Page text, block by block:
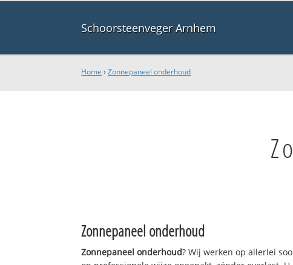
Schoorsteenveger Arnhem
Home ›Zonnepaneel onderhoud
Zonnepaneel onderhoud
Zonnepaneel onderhoud? Wij werken op allerlei